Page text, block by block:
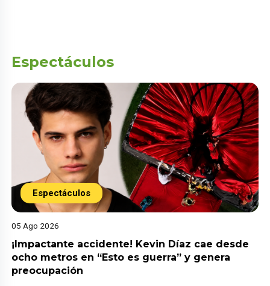
Espectáculos
Espectáculos
05 Ago 2026
¡Impactante accidente! Kevin Díaz cae desde
ocho metros en “Esto es guerra” y genera
preocupación